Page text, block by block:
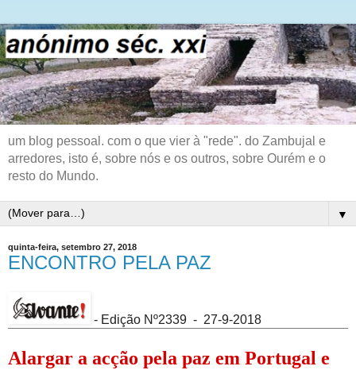
um blog pessoal. com o que vier à "rede". do Zambujal e
arredores, isto é, sobre nós e os outros, sobre Ourém e o
resto do Mundo.
▼
quinta-feira, setembro 27, 2018
ENCONTRO PELA PAZ
- Edição Nº2339 - 27-9-2018
Alargar a acção pela paz em Portugal e